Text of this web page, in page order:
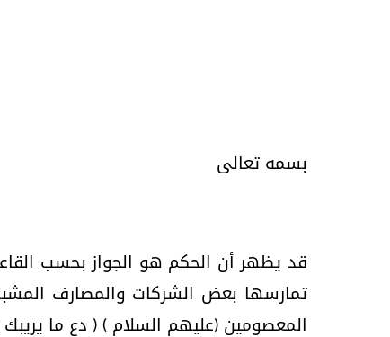
بسمه تعالى
قد يظهر أن الحكم هو الجواز بحسب
تمارسها بعض الشركات والمصارف
المعصومين (عليهم السلام ) ( دع ما يريبك